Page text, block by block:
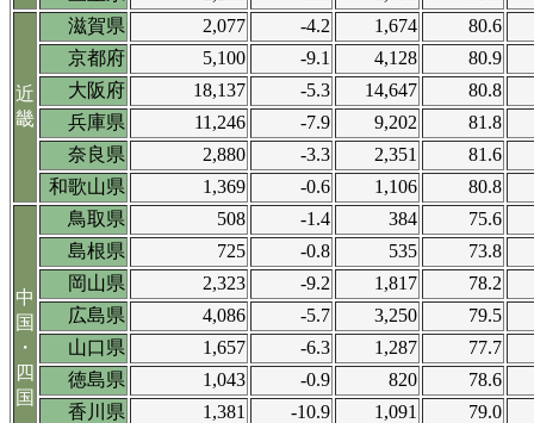
近
畿
滋賀県 2,077 -4.2 1,674
80.6
京都府
5,100 -9.1 4,128
80.9
大阪府
18,137 -5.3 14,647
80.8
兵庫県
11,246 -7.9 9,202
81.8
奈良県
2,880 -3.3 2,351
81.6
和歌山県
1,369 -0.6 1,106 80.8
中
国
・
四
国
鳥取県 508 -1.4 384
75.6
島根県
725 -0.8 535
73.8
岡山県
2,323 -9.2 1,817
78.2
広島県
4,086 -5.7 3,250
79.5
山口県
1,657 -6.3 1,287
77.7
徳島県
1,043 -0.9 820
78.6
香川県
1,381 -10.9 1,091
79.0